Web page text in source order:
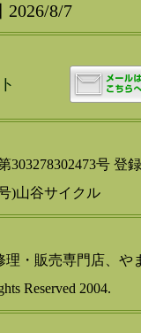
2026/8/7
303278302473号 登
)山谷サイクル
・販売専門店、や
Reserved 2004.